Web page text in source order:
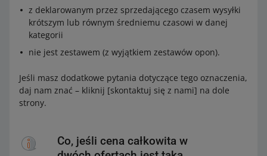
z deklarowanym przez sprzedającego czasem wysyłki
krótszym lub równym średniemu czasowi w danej
kategorii
nie jest zestawem (z wyjątkiem zestawów opon).
Jeśli masz dodatkowe pytania dotyczące tego oznaczenia,
daj nam znać – kliknij [skontaktuj się z nami] na dole
strony.
Co, jeśli cena całkowita w